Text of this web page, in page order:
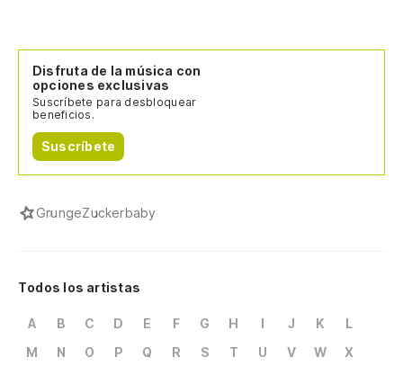
Disfruta de la música con
opciones exclusivas
Suscríbete para desbloquear
beneficios.
Suscríbete
GrungeZuckerbaby
Todos los artistas
A B C D E F G H I J K
L
M
N O P Q R S T U V W
X